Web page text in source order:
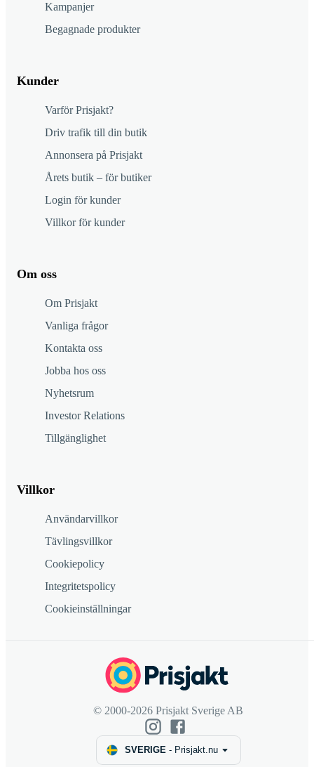
Kampanjer
Begagnade produkter
Kunder
Varför Prisjakt?
Driv trafik till din butik
Annonsera på Prisjakt
Årets butik – för butiker
Login för kunder
Villkor för kunder
Om oss
Om Prisjakt
Vanliga frågor
Kontakta oss
Jobba hos oss
Nyhetsrum
Investor Relations
Tillgänglighet
Villkor
Användarvillkor
Tävlingsvillkor
Cookiepolicy
Integritetspolicy
Cookieinställningar
© 2000-2026 Prisjakt Sverige AB
SVERIGE- Prisjakt.nu